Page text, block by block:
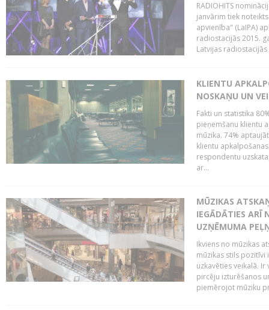
RADIOHITS
janvārim tiek
apvienība" (LaIPA)
radiostacijās 2015.
Latvijas
KLIENTU
NOSKAŅU UN
Fakti un statistika
pieņemšanu klientu
mūzika. 74%
klientu
respondentu
ar...
MŪZIKAS
IEGĀDĀTIES ARĪ
UZŅĒMUMA
Ikviens no mūzikas
mūzikas stils pozitīvi
uzkavēties veikalā.
pircēju izturēšanos
piemērojot mūziku